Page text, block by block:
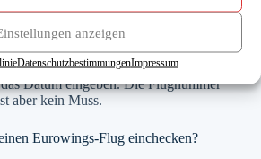
anzeigen
DatenschutzbestimmungenImpressum
Flugnummer durchsuchen?
nach deiner Strecke suchen, also Abflug-
Datum eingeben. Die Flugnummer
aber kein Muss.
Eurowings-Flug einchecken?